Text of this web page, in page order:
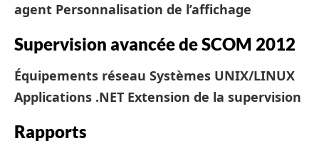
agent Personnalisation de l’affichage
Supervision avancée de SCOM 2012
Équipements réseau Systèmes UNIX/LINUX
Applications .NET Extension de la supervision
Rapports